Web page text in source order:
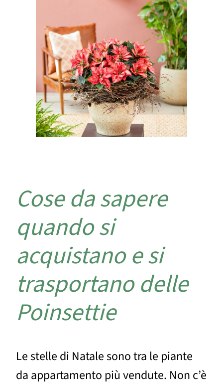
Cose da sapere
quando si
acquistano e si
trasportano delle
Poinsettie
Le stelle di Natale sono tra le piante
da appartamento più vendute. Non c’è